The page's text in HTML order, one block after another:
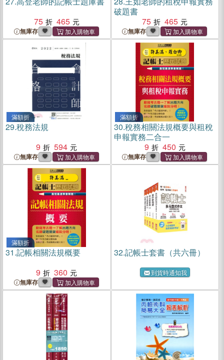
75
465
無庫存
破題書
75
465
無庫存
滿額折
29.稅務法規
9
594
無庫存
滿額折
30.稅務相關法規概要與租稅
申報實務二合一
9
450
無庫存
滿額折
31.記帳相關法規概要
9
360
無庫存
32.記帳士套書（共六冊）
到貨時通知我